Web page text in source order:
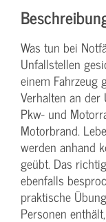
Was tun bei
Unfallstellen
einem Fahrzeug
Verhalten an
Pkw- und
Motorbrand.
werden anhand
geübt. Das
ebenfalls
praktische
Personen